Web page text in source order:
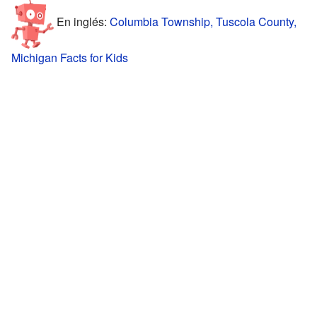
En inglés: Columbia Township, Tuscola County,
Michigan Facts for Kids